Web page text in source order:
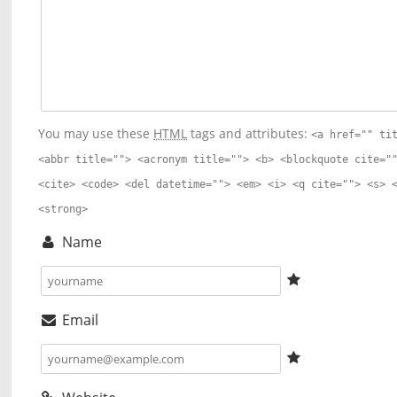
You may use these HTML tags and attributes:<a href=""
<abbr title=""> <acronym title=""> <b> <blockquote
<cite> <code> <del datetime=""> <em> <i> <q cite=""> <s>
<strong>
Name
Email